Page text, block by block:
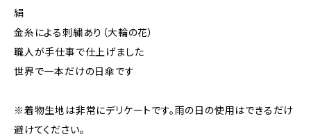
絹
金糸による刺繍あり（大輪の花）
職人が手仕事で仕上げました
世界で一本だけの日傘です
※着物生地は非常にデリケートです。雨の日の使用はできるだけ
避けてください。